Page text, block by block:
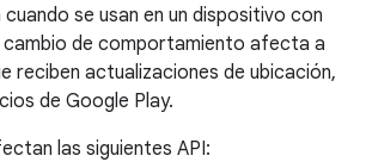
se usan en un dispositivo con
cambio de comportamiento afecta a
reciben actualizaciones de ubicación,
de Google Play.
las siguientes API: